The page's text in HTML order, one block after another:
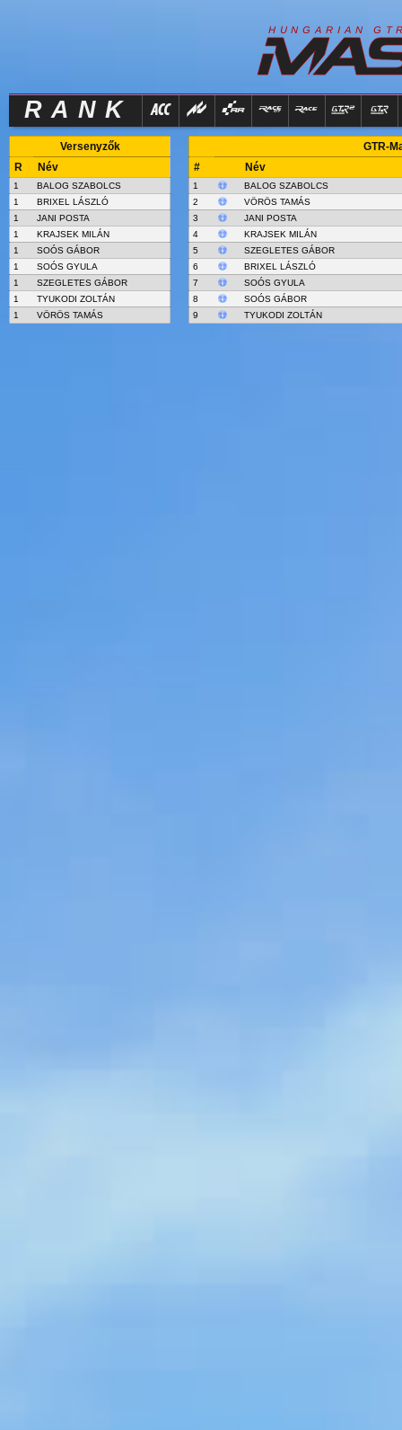
H U N G A R I A N G T
RANK
Versenyzők
R
Név
1
BALOG SZABOLCS
1
BRIXEL LÁSZLÓ
1
JANI POSTA
1
KRAJSEK MILÁN
1
SOÓS GÁBOR
1
SOÓS GYULA
1
SZEGLETES GÁBOR
1
TYUKODI ZOLTÁN
1
VÖRÖS TAMÁS
GTR-
#
Név
1
BALOG SZABOLCS
2
VÖRÖS TAMÁS
3
JANI POSTA
4
KRAJSEK MILÁN
5
SZEGLETES GÁBOR
6
BRIXEL LÁSZLÓ
7
SOÓS GYULA
8
SOÓS GÁBOR
9
TYUKODI ZOLTÁN